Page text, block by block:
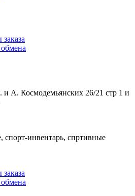
и А. Космодемьянских 26/21 стр 1 и
спорт-инвентарь, спртивные